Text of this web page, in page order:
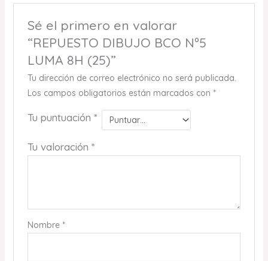
Sé el primero en valorar
“REPUESTO DIBUJO BCO Nº5
LUMA 8H (25)”
Tu dirección de correo electrónico no será publicada.
Los campos obligatorios están marcados con *
Tu puntuación *
Tu valoración *
Nombre *